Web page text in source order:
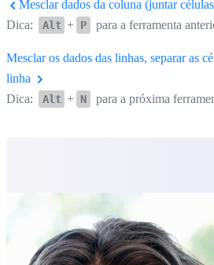
Mesclar dados da coluna (juntar
Dica:
Alt + P para a ferramenta
Mesclar os dados das linhas, separar as
linha
Dica:
Alt + N para a próxima